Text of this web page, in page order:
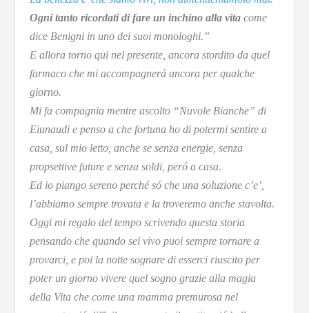
Ogni tanto ricordati di fare un inchino alla vitacome
dice Benigni in uno dei suoi monologhi.”
E allora torno qui nel presente, ancora stordito da quel
farmaco che mi accompagnerá ancora per qualche
giorno.
Mi fa compagnia mentre ascolto “Nuvole Bianche” di
Eiunaudi e penso a che fortuna ho di potermi sentire a
casa, sul mio letto, anche se senza energie, senza
propsettive future e senza soldi, peró a casa.
Ed io piango sereno perché só che una soluzione c’e’,
l’abbiamo sempre trovata e la troveremo anche stavolta.
Oggi mi regalo del tempo scrivendo questa storia
pensando che quando sei vivo puoi sempre tornare a
provarci, e poi la notte sognare di esserci riuscito per
poter un giorno vivere quel sogno grazie alla magia
della Vita che come una mamma premurosa nel